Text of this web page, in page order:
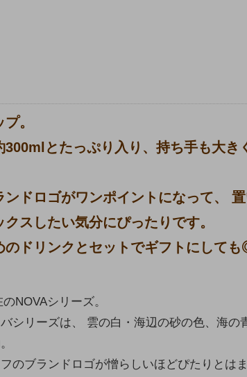
。
とたっぷり入り、持ち手も大き
ドロゴがワンポイントになって、
スしたい気分にぴったりです。
のドリンクとセットでギフトにして
NOVAシリーズ。
シリーズは、 雲の白・海辺の砂の色、海の
のブランドロゴが憎らしいほどぴたりとは